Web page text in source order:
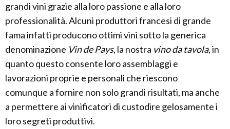
grandi vini grazie alla loro passione e alla loro
professionalità. Alcuni produttori francesi di grande
fama infatti producono ottimi vini sotto la generica
denominazione Vin de Pays, la nostra vino da tavola, in
quanto questo consente loro assemblaggi e
lavorazioni proprie e personali che riescono
comunque a fornire non solo grandi risultati, ma anche
a permettere ai vinificatori di custodire gelosamente i
loro segreti produttivi.